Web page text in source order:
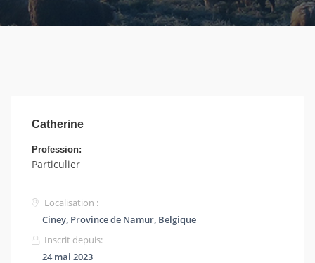
Catherine
Profession:
Particulier
Localisation :
Ciney, Province de Namur, Belgique
Inscrit depuis:
24 mai 2023